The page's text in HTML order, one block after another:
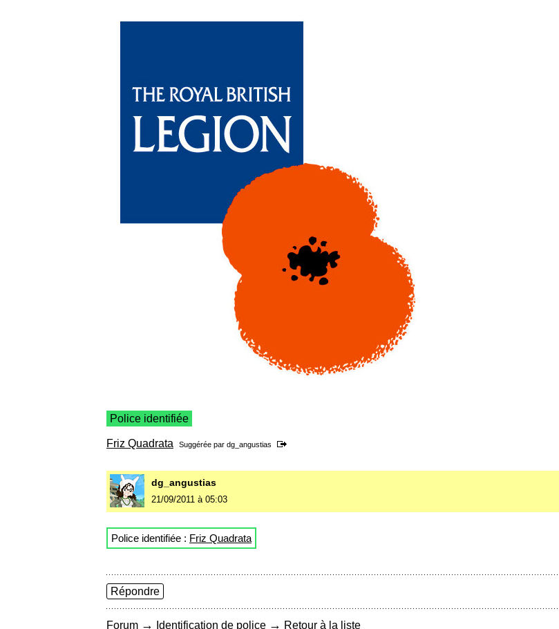
Police identifiée
Friz Quadrata Suggérée par dg_angustias
dg_angustias
21/09/2011 à 05:03
Police identifiée : Friz Quadrata
Répondre
Forum → Identification de police → Retour à la liste